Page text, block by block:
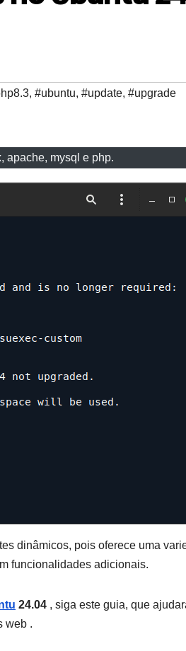
, #ubuntu, #update, #upgrade
apache, mysql e php.
dinâmicos, pois oferece uma
funcionalidades adicionais.
24.04 , siga este guia, que
web .